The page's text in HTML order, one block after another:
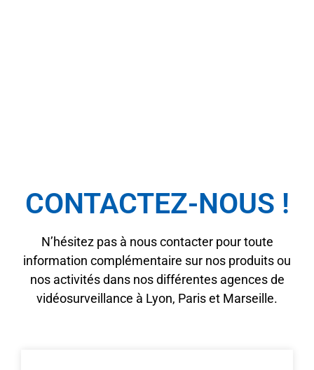
CONTACTEZ-NOUS !
N’hésitez pas à nous contacter pour toute
information complémentaire sur nos produits ou
nos activités dans nos différentes agences de
vidéosurveillance à Lyon, Paris et Marseille.